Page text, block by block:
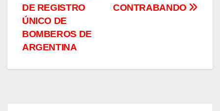
CONTRABANDO
DE REGISTRO
ÚNICO DE
BOMBEROS DE
ARGENTINA